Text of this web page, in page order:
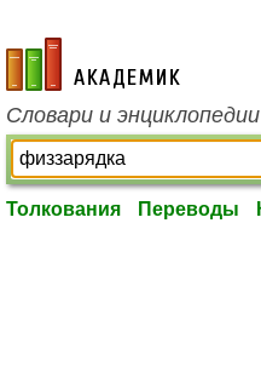
academic.ru
Словари и
Толкования Переводы